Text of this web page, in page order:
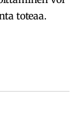
toteaa.